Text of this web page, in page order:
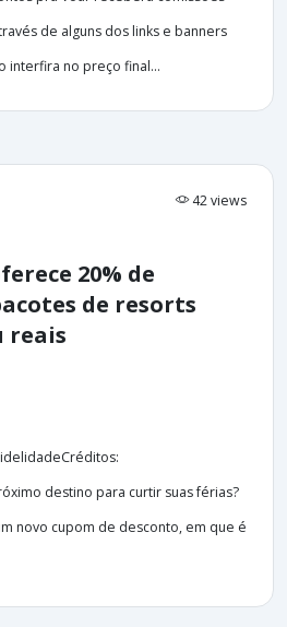
de alguns dos links e banners
interfira no preço final...
42 views
20% de
de resorts
reais
destino para curtir suas férias?
novo cupom de desconto, em que é